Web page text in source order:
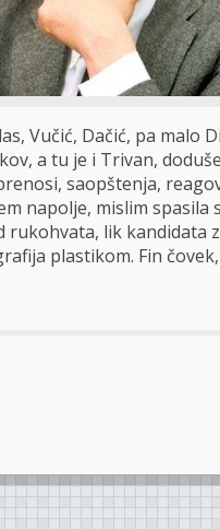
Vučić, Dačić, pa malo
a tu je i Trivan,
saopštenja,
napolje, mislim spasila
rukohvata, lik kandidata
plastikom. Fin